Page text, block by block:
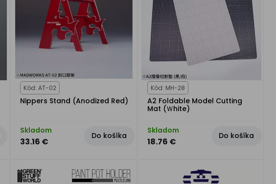
Kód: AT-02
Nippers Stand (Anodized Red)
Skladom
33.16 €
Do košíka
Kód: MH-28
A2 Foldable Model Cutting
Mat (Ｗhite)
Skladom
18.76 €
Do košíka